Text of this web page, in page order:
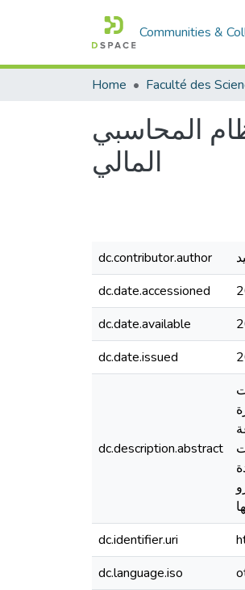
Communities &
Home
المحاسبي
المالي
dc.contributor.author
dc.date.accessioned
dc.date.available
dc.date.issued
dc.description.abstract
dc.identifier.uri
dc.language.iso